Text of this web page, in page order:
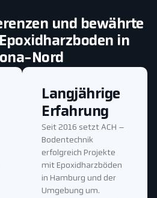
und bewährte
in
Nord
Langjährige
Erfahrung
Seit 2016 setzt ACH –
Bodentechnik
erfolgreich Projekte
mit Epoxidharzböden
in Hamburg und der
Umgebung um.